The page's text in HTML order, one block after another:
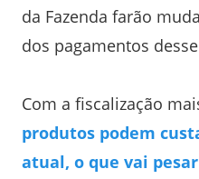
da Fazenda farão
dos pagamentos
Com a fiscalização
produtos podem
atual, o que vai